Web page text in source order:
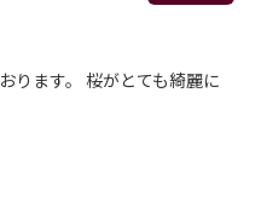
ります。 桜がとても綺麗に